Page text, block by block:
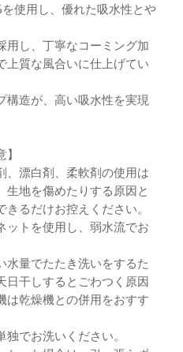
使用し、優れた吸水性とや
用し、丁寧なコーミング加
上質な風合いに仕上げてい
構造が、高い吸水性を実現
、漂白剤、柔軟剤の使用は
生地を傷めたりする原因と
るだけお控えください。
ットを使用し、弱水流でお
水量でたたき洗いをするた
日干しするとごわつく原因
は乾燥機との併用をおすす
独でお洗いください。